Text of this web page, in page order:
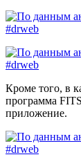
Кроме того, в
программа
приложение.